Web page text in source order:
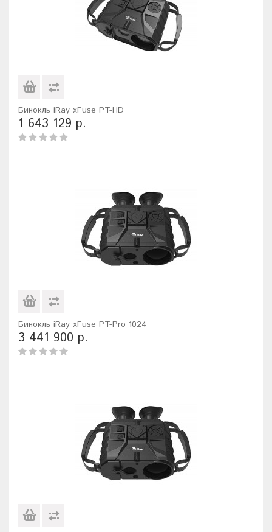
Бинокль iRay xFuse PT-HD
1 643 129 р.
Бинокль iRay xFuse PT-Pro 1024
3 441 900 р.